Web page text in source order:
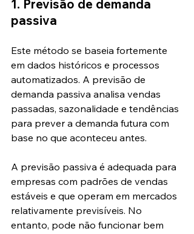
1. Previsão de demanda
passiva
Este método se baseia fortemente
em dados históricos e processos
automatizados. A previsão de
demanda passiva analisa vendas
passadas, sazonalidade e tendências
para prever a demanda futura com
base no que aconteceu antes.
A previsão passiva é adequada para
empresas com padrões de vendas
estáveis e que operam em mercados
relativamente previsíveis. No
entanto, pode não funcionar bem